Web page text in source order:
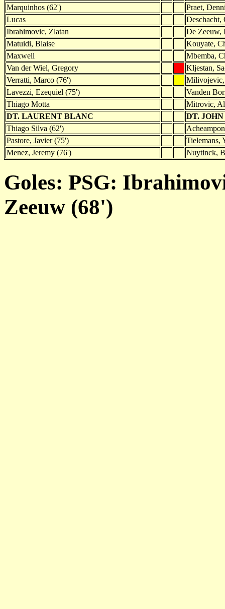
Marquinhos (62')
Praet,
Lucas
Deschacht,
Ibrahimovic, Zlatan
De Zeeuw,
Matuidi, Blaise
Kouyate,
Maxwell
Mbemba,
Van der Wiel, Gregory
Kljestan,
Verratti, Marco (76')
Lavezzi, Ezequiel (75')
Vanden
Thiago Motta
Mitrovic,
DT. LAURENT BLANC
DT.
Thiago Silva (62')
Pastore, Javier (75')
Tielemans,
Menez, Jeremy (76')
Nuytinck,
Goles: PSG:
Zeeuw (68')